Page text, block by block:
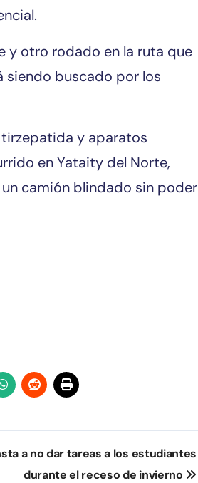
y otro rodado en la ruta que
siendo buscado por los
y aparatos
en Yataity del Norte,
camión blindado sin poder
a no dar tareas a los estudiantes
durante el receso de invierno